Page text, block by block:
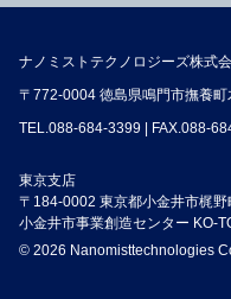
ナノミストテクノロジーズ株式
〒772-0004 徳島県鳴門市撫養
TEL.088-684-3399 | FAX.088-
東京支店
〒184-0002 東京都小金井市梶野
小金井市事業創造センター KO-
© 2026 Nanomisttechnologies